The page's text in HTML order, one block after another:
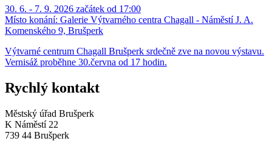
30. 6. - 7. 9. 2026 začátek od 17:00
Místo konání: Galerie Výtvarného centra Chagall - Náměstí J. A.
Komenského 9, Brušperk
Výtvarné centrum Chagall Brušperk srdečně zve na novou výstavu.
Vernisáž proběhne 30.června od 17 hodin.
Rychlý kontakt
Městský úřad Brušperk
K Náměstí 22
739 44 Brušperk